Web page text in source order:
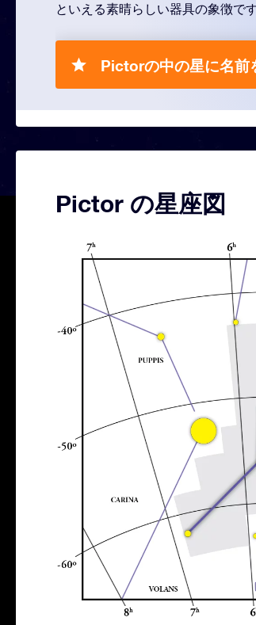
といえる素晴らしい器具の象徴です
Pictorの中の星に名前
Pictor の星座図